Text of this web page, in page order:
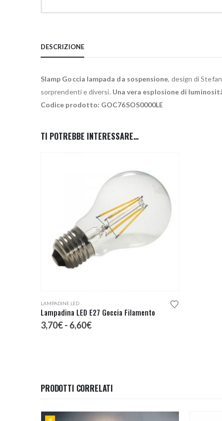
DESCRIZIONE
Slamp Goccia lampada da sospensione, design di
sorprendenti e diversi. Una vera esplosione di
Codice prodotto: GOC76SOS0000LE
TI POTREBBE INTERESSARE…
LAMPADINE LED
Lampadina LED E27 Goccia Filamento
3,70€- 6,60€Fascia
PRODOTTI CORRELATI